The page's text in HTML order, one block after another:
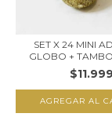
SET X 24 MINI
GLOBO +
$11.999